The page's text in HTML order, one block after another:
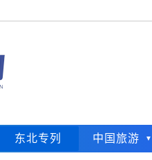
东北专列 中国旅游